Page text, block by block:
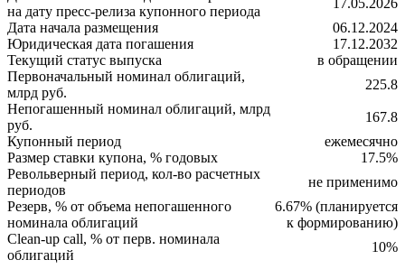
на дату пресс-релиза купонного периода
17.05.2026
Дата начала размещения
06.12.2024
Юридическая дата погашения
17.12.2032
Текущий статус выпуска
в обращении
Первоначальный номинал облигаций,
млрд руб.
225.8
Непогашенный номинал облигаций, млрд
руб.
167.8
Купонный период
ежемесячно
Размер ставки купона, % годовых
17.5%
Револьверный период, кол-во расчетных
периодов
не применимо
Резерв, % от объема непогашенного
номинала облигаций
6.67% (планируется
к формированию)
Clean-up call, % от перв. номинала
облигаций
10%